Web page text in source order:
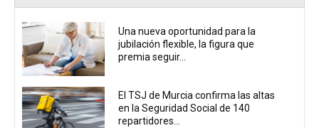
Una nueva oportunidad para la
jubilación flexible, la figura que
premia seguir...
El TSJ de Murcia confirma las altas
en la Seguridad Social de 140
repartidores...